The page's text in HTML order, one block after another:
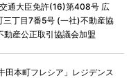
通大臣免許(16)第408号 広
三丁目7番5号 (一社)不動産協
産公正取引協議会加盟
田本町フレシア」レジデンス